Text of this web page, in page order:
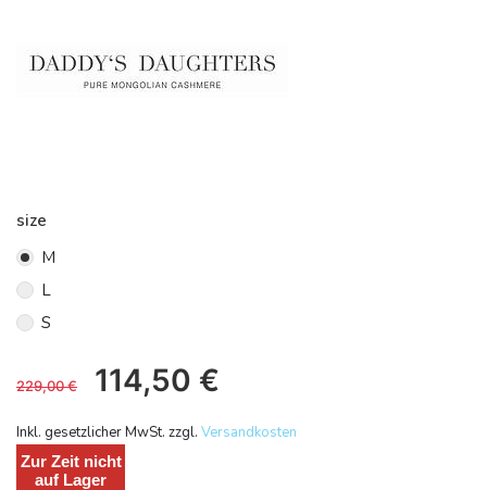
size
M
L
S
229,00€ 114,50 €
Inkl. gesetzlicher MwSt. zzgl. Versandkosten
Zur Zeit nicht
auf Lager